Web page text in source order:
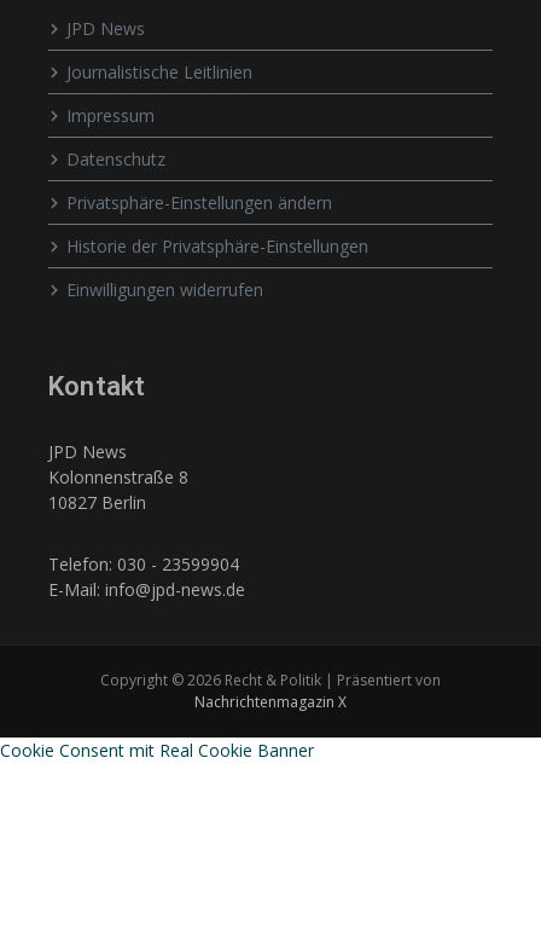
JPD News
Journalistische Leitlinien
Impressum
Datenschutz
Privatsphäre-Einstellungen ändern
Historie der Privatsphäre-Einstellungen
Einwilligungen widerrufen
Kontakt
JPD News
Kolonnenstraße 8
10827 Berlin
Telefon: 030 - 23599904
E-Mail: info@jpd-news.de
Copyright © 2026 Recht & Politik | Präsentiert von
Nachrichtenmagazin X
Cookie Consent mit Real Cookie Banner